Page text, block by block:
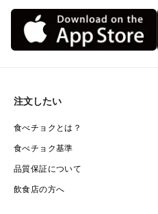
注文したい
食べチョクとは？
食べチョク基準
品質保証について
飲食店の方へ